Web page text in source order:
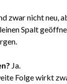
zwar nicht neu,
Spalt
Ja.
Folge wirkt